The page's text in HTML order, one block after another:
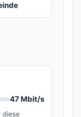
47 Mbit/s
diese